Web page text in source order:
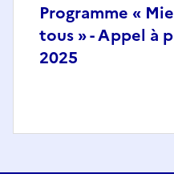
Programme «
tous » - Appel à
2025